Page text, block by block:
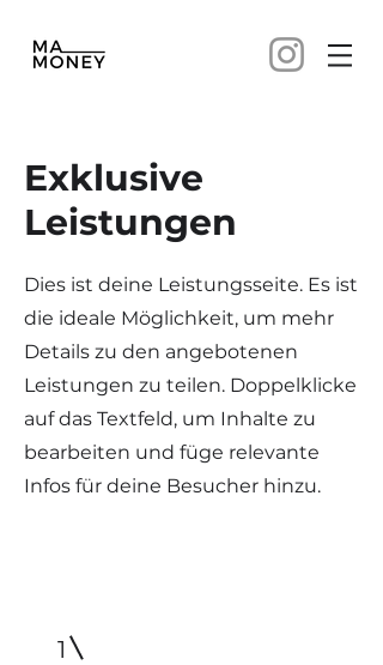
Exklusive
Leistungen
Dies ist deine Leistungsseite. Es ist
die ideale Möglichkeit, um mehr
Details zu den angebotenen
Leistungen zu teilen. Doppelklicke
auf das Textfeld, um Inhalte zu
bearbeiten und füge relevante
Infos für deine Besucher hinzu.
1